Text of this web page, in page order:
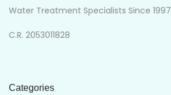
Water Treatment Specialists Since 1997
C.R. 2053011828
Categories